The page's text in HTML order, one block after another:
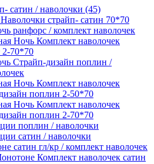
сатин / наволочки (45)
страйп- сатин 70*70
ранфорс / комплект наволочек
Ночь Комплект наволочек
2-70*70
Страйп-дизайн поплин /
Ночь Комплект наволочек
поплин 2-50*70
Ночь Комплект наволочек
поплин 2-70*70
поплин / наволочки
сатин / наволочки
сатин гл/кр / комплект наволочек
Комплект наволочек сатин